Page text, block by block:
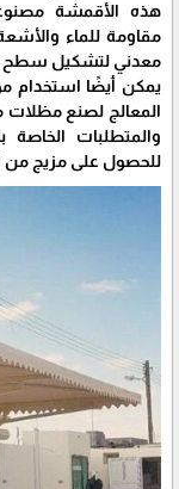
هذه الأقمشة
مقاومة للماء
معدني لتشكيل
يمكن أيضًا استخدام
المعالج لصنع مظلات
والمتطلبات
للحصول على مزيج من